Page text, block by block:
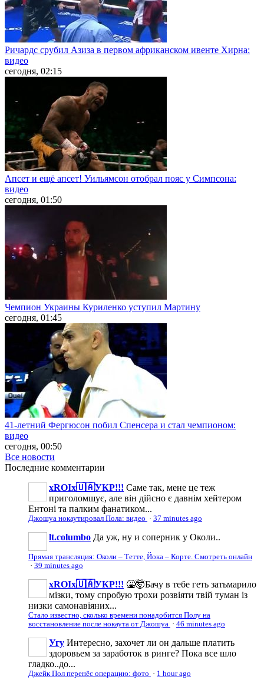
Ричардс срубил Азиза в первом африканском ивенте Хирна:
видео
сегодня, 02:15
Апсет и ещё апсет! Уильямсон отобрал пояс у Симпсона:
видео
сегодня, 01:50
Чемпион Украины Куриленко уступил Мартину
сегодня, 01:45
41-летний Фергюсон побил Спенсера и стал чемпионом:
видео
сегодня, 00:50
Все новости
Последние комментарии
xROIx🇺🇦УКР!!! Саме так, мене це теж
приголомшує, але він дійсно є давнім хейтером
Ентоні та палким фанатиком...
Джошуа нокаутировал Пола: видео · 37 minutes ago
lt.columbo Да уж, ну и соперник у Околи..
Прямая трансляция: Околи – Тетте, Йока – Корте. Смотреть онлайн
· 39 minutes ago
xROIx🇺🇦УКР!!! 🤮🤯Бачу в тебе геть затьмарило
мізки, тому спробую трохи розвіяти твій туман із
низки самонавіяних...
Стало известно, сколько времени понадобится Полу на
восстановление после нокаута от Джошуа · 46 minutes ago
Угу Интересно, захочет ли он дальше платить
здоровьем за заработок в ринге? Пока все шло
гладко..до...
Джейк Пол перенёс операцию: фото · 1 hour ago